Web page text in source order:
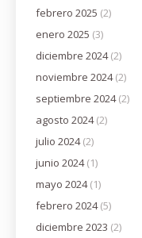
febrero 2025 (2)
enero 2025 (3)
diciembre 2024(2)
noviembre 2024(2)
septiembre 2024(2)
agosto 2024(2)
julio 2024(2)
junio 2024(1)
mayo 2024(1)
febrero 2024(5)
diciembre 2023 (2)